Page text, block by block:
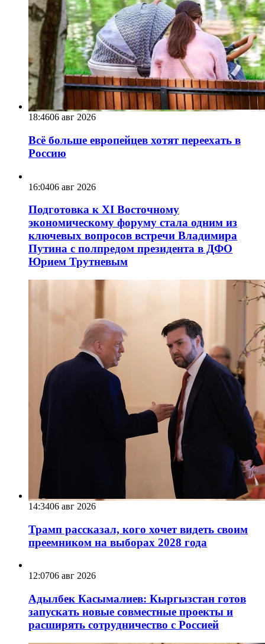
18:4606 авг 2026
Всё больше европейцев хотят переехать в
Россию
16:0406 авг 2026
Подготовка к XI Восточному
экономическому форуму стала одним из
ключевых вопросов встречи Владимира
Путина с полпредом президента в ДФО
Юрием Трутневым
14:3406 авг 2026
Трамп рассказал, кого хочет видеть своим
преемником на выборах 2028 года
12:0706 авг 2026
Адылбек Касымалиев: Кыргызстан готов
запускать новые совместные проекты и
расширять сотрудничество с Россией